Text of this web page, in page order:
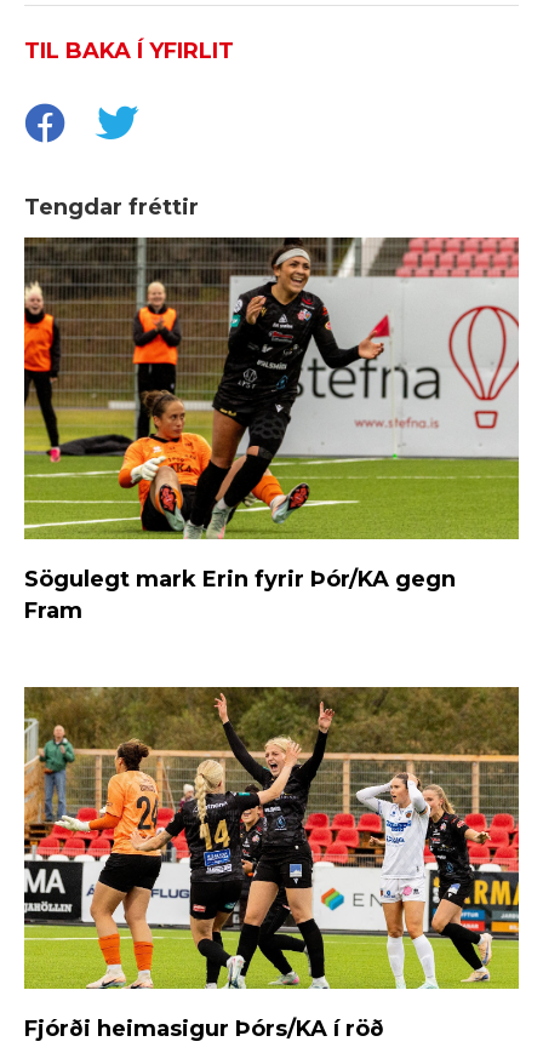
TIL BAKA Í YFIRLIT
Tengdar fréttir
Sögulegt mark Erin fyrir Þór/KA gegn
Fram
Fjórði heimasigur Þórs/KA í röð